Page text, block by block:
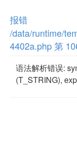
报错
/data/runtime/
4402a.php 第
语法解析错误:
(T_STRING),